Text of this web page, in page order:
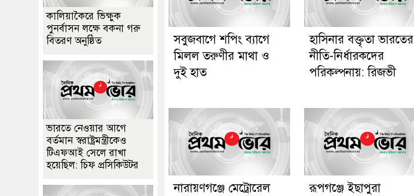
সবুজবাগে শপিং ব্যাগে
মিলল তরুণীর মাথা ও
দুই হাত
হাসিনার বক্তৃতা ভারতের
নীতি-নির্ধারকদের
পরিকল্পনায়: রিজভী
নারায়ণগঞ্জে মেট্রোরেল
রূপগঞ্জে ইছাপুরা
কালিয়াকৈরে ভিক্ষুক
পুনর্বাসন লক্ষে বকনা গরু
বিতরণ অনুষ্ঠিত
ভারতে নেওয়ার আগে
বর্তমান স্বরাষ্ট্রমন্ত্রীকেও
টিএফআই সেলে রাখা
হয়েছিল: চিফ প্রসিকিউটর